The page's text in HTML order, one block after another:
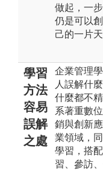
做起，一
仍是可以
己的一片天
學習
方法
容易
誤解
之處
企業管理
人誤解什
什麼都不
系著重數
銷與創新
業領域，
學習，搭
習、參訪